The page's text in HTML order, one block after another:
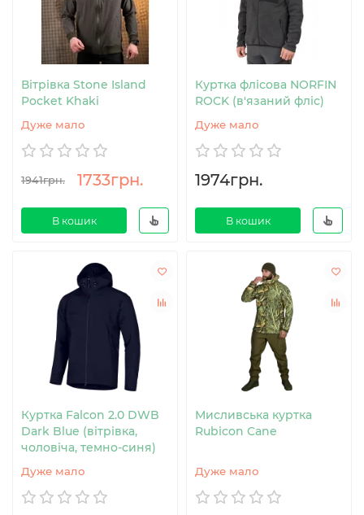
Вітрівка Stone Island
Pocket Khaki
Дуже мало
1941грн. 1733грн.
В кошик
Куртка флісова NORFIN
ROCK (в'язаний фліс)
Дуже мало
1974грн.
В кошик
Куртка Falcon 2.0 DWB
Dark Blue (вітрівка,
чоловіча, темно-синя)
Дуже мало
Мисливська куртка
Rubicon Cane
Дуже мало